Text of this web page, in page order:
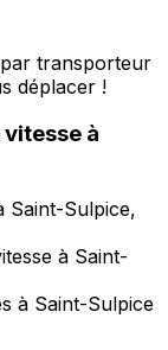
transporteur
déplacer !
à
Saint-Sulpice,
à Saint-
à Saint-Sulpice